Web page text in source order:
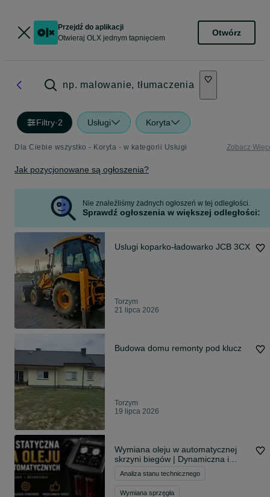
Przejdź do aplikacji
Otwieraj OLX jednym tapnięciem
Otwórz
np. malowanie, tłumaczenia
Filtry·2 Usługi Koryta
Dla Ciebie wszystko - Koryta - w kategorii Usługi Zobacz
Jak pozycjonowane są ogłoszenia?
Nie znaleźliśmy żadnych ogłoszeń w tej odległości.
Sprawdź ogłoszenia w większej odległości:
Uslugi koparko-ładowarko JCB 3CX
Torzym
21 lipca 2026
Budowa domu remonty pod klucz
Torzym
19 lipca 2026
Wymiana oleju w automatycznej
skrzyni biegów | Dynamiczna i
Analiza stanu technicznego
Wymiana sprzęgła